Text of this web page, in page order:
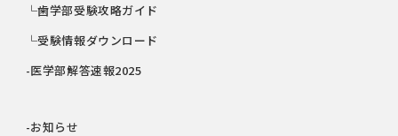
└歯学部受験攻略ガイド
└受験情報ダウンロード
-医学部解答速報2025
-お知らせ